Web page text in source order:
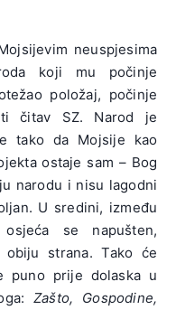
neuspjesima
koji mu počinje
položaj, počinje
čitav SZ. Narod je
tako da Mojsije kao
ostaje sam – Bog
narodu i nisu lagodni
U sredini, između
se napušten,
strana. Tako će
puno prije dolaska u
Zašto, Gospodine,